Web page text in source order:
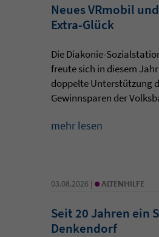
Neues VRmobil
Extra-Glück
Die Diakonie-
freute sich in diesem
doppelte Unterstützung
Gewinnsparen der
mehr lesen
03.08.2026 | • ALTENHILFE
Seit 20 Jahren ein
Denkendorf